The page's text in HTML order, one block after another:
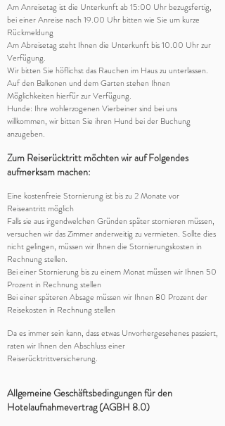
Am Anreisetag ist die Unterkunft ab 15:00 Uhr bezugsfertig,
bei einer Anreise nach 19.00 Uhr bitten wie Sie um kurze
Rückmeldung
Am Abreisetag steht Ihnen die Unterkunft bis 10.00 Uhr zur
Verfügung.
Wir bitten Sie höflichst das Rauchen im Haus zu unterlassen.
Auf den Balkonen und dem Garten stehen Ihnen
Möglichkeiten hierfür zur Verfügung.
Hunde: Ihre wohlerzogenen Vierbeiner sind bei uns
willkommen, wir bitten Sie ihren Hund bei der Buchung
anzugeben.
Zum Reiserücktritt möchten wir auf Folgendes
aufmerksam machen:
Eine kostenfreie Stornierung ist bis zu 2 Monate vor
Reiseantritt möglich
Falls sie aus irgendwelchen Gründen später stornieren müssen,
versuchen wir das Zimmer anderweitig zu vermieten. Sollte dies
nicht gelingen, müssen wir Ihnen die Stornierungskosten in
Rechnung stellen.
Bei einer Stornierung bis zu einem Monat müssen wir Ihnen 50
Prozent in Rechnung stellen
Bei einer späteren Absage müssen wir Ihnen 80 Prozent der
Reisekosten in Rechnung stellen
Da es immer sein kann, dass etwas Unvorhergesehenes passiert,
raten wir Ihnen den Abschluss einer
Reiserücktrittversicherung.
Allgemeine Geschäftsbedingungen für den
Hotelaufnahmevertrag (AGBH 8.0)